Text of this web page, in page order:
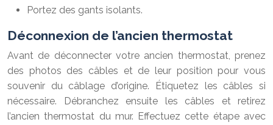
Portez des gants isolants.
Déconnexion de l’ancien thermostat
Avant de déconnecter votre ancien thermostat, prenez
des photos des câbles et de leur position pour vous
souvenir du câblage d’origine. Étiquetez les câbles si
nécessaire. Débranchez ensuite les câbles et retirez
l’ancien thermostat du mur. Effectuez cette étape avec